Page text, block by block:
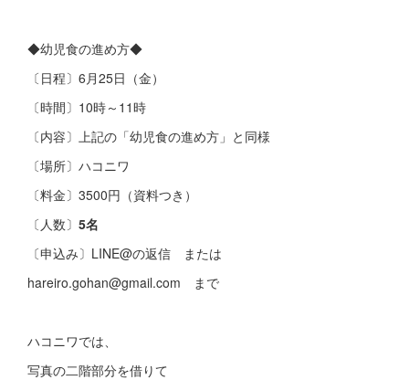
◆幼児食の進め方◆
〔日程〕6月25日（金）
〔時間〕10時～11時
〔内容〕上記の「幼児食の進め方」と同様
〔場所〕ハコニワ
〔料金〕3500円（資料つき）
〔人数〕 5名
〔申込み〕LINE@の返信 または
hareiro.gohan@gmail.com まで
ハコニワでは、
写真の二階部分を借りて